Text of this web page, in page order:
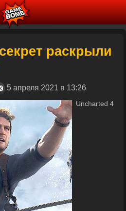
раскрыли
5 апреля 2021 в 13:26
Uncharted 4